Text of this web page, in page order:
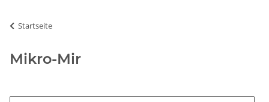
Startseite
Mikro-Mir